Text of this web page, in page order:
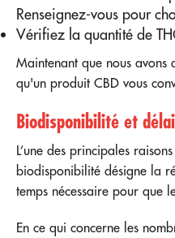
Renseignez-vous pour
Vérifiez la quantité de
Maintenant que nous
qu'un produit CBD vous
Biodisponibilité et
L’une des principales
biodisponibilité désigne la
temps nécessaire pour que
En ce qui concerne les